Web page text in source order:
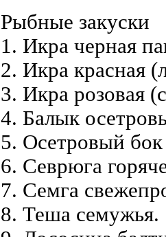
Рыбные закуски
1. Икра черная
2. Икра красная
3. Икра розовая
4. Балык
5. Осетровый
6. Севрюга
7. Семга
8. Теша семужья.